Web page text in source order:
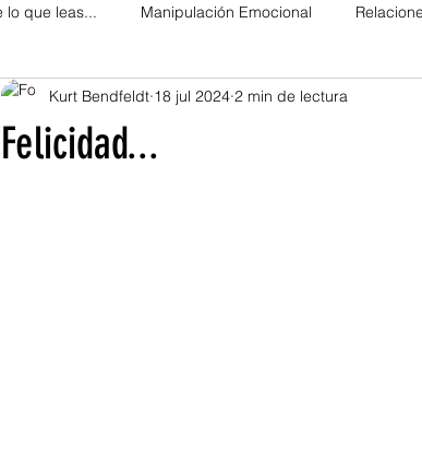
lo que leas... Manipulación Emocional
Reflexiones Personales
Felicidad...
Kurt Bendfeldt 18 jul 2024 2 min de lectura